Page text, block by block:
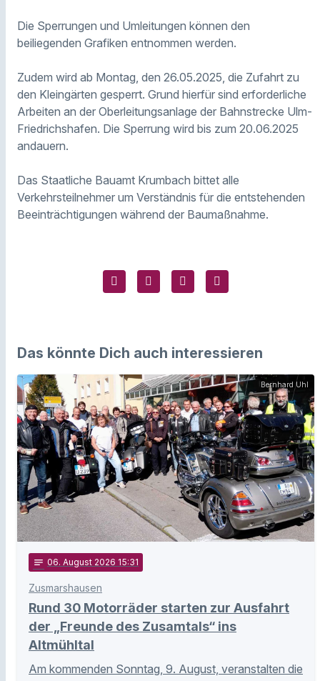
Die Sperrungen und Umleitungen können den
beiliegenden Grafiken entnommen werden.
Zudem wird ab Montag, den 26.05.2025, die Zufahrt zu
den Kleingärten gesperrt. Grund hierfür sind erforderliche
Arbeiten an der Oberleitungsanlage der Bahnstrecke Ulm-
Friedrichshafen. Die Sperrung wird bis zum 20.06.2025
andauern.
Das Staatliche Bauamt Krumbach bittet alle
Verkehrsteilnehmer um Verständnis für die entstehenden
Beeinträchtigungen während der Baumaßnahme.
Das könnte Dich auch interessieren
Bernhard Uhl
notes 06. August 2026 15:31
Zusmarshausen
Rund 30 Motorräder starten zur Ausfahrt
der „Freunde des Zusamtals“ ins
Altmühltal
Am kommenden Sonntag, 9. August, veranstalten die